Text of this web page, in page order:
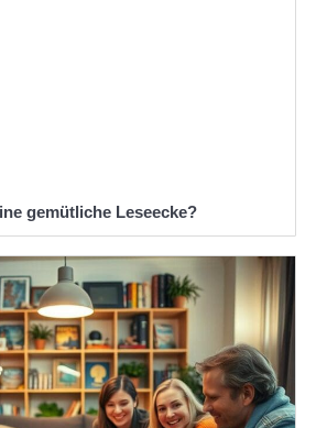
gemütliche Leseecke?